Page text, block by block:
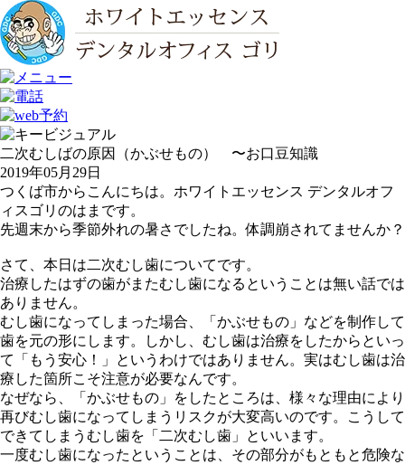
二次むしばの原因（かぶせもの） 〜お口豆知識
2019年05月29日
つくば市からこんにちは。ホワイトエッセンス デンタルオフ
ィスゴリのはまです。
先週末から季節外れの暑さでしたね。体調崩されてませんか？
さて、本日は二次むし歯についてです。
治療したはずの歯がまたむし歯になるということは無い話では
ありません。
むし歯になってしまった場合、「かぶせもの」などを制作して
歯を元の形にします。しかし、むし歯は治療をしたからといっ
て「もう安心！」というわけではありません。実はむし歯は治
療した箇所こそ注意が必要なんです。
なぜなら、「かぶせもの」をしたところは、様々な理由により
再びむし歯になってしまうリスクが大変高いのです。こうして
できてしまうむし歯を「二次むし歯」といいます。
一度むし歯になったということは、その部分がもともと危険な